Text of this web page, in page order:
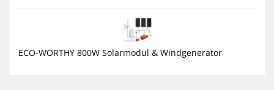
ECO-WORTHY 800W Solarmodul & Windgenerator